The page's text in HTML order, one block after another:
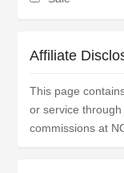
Affiliate
This page
or service
commissions at